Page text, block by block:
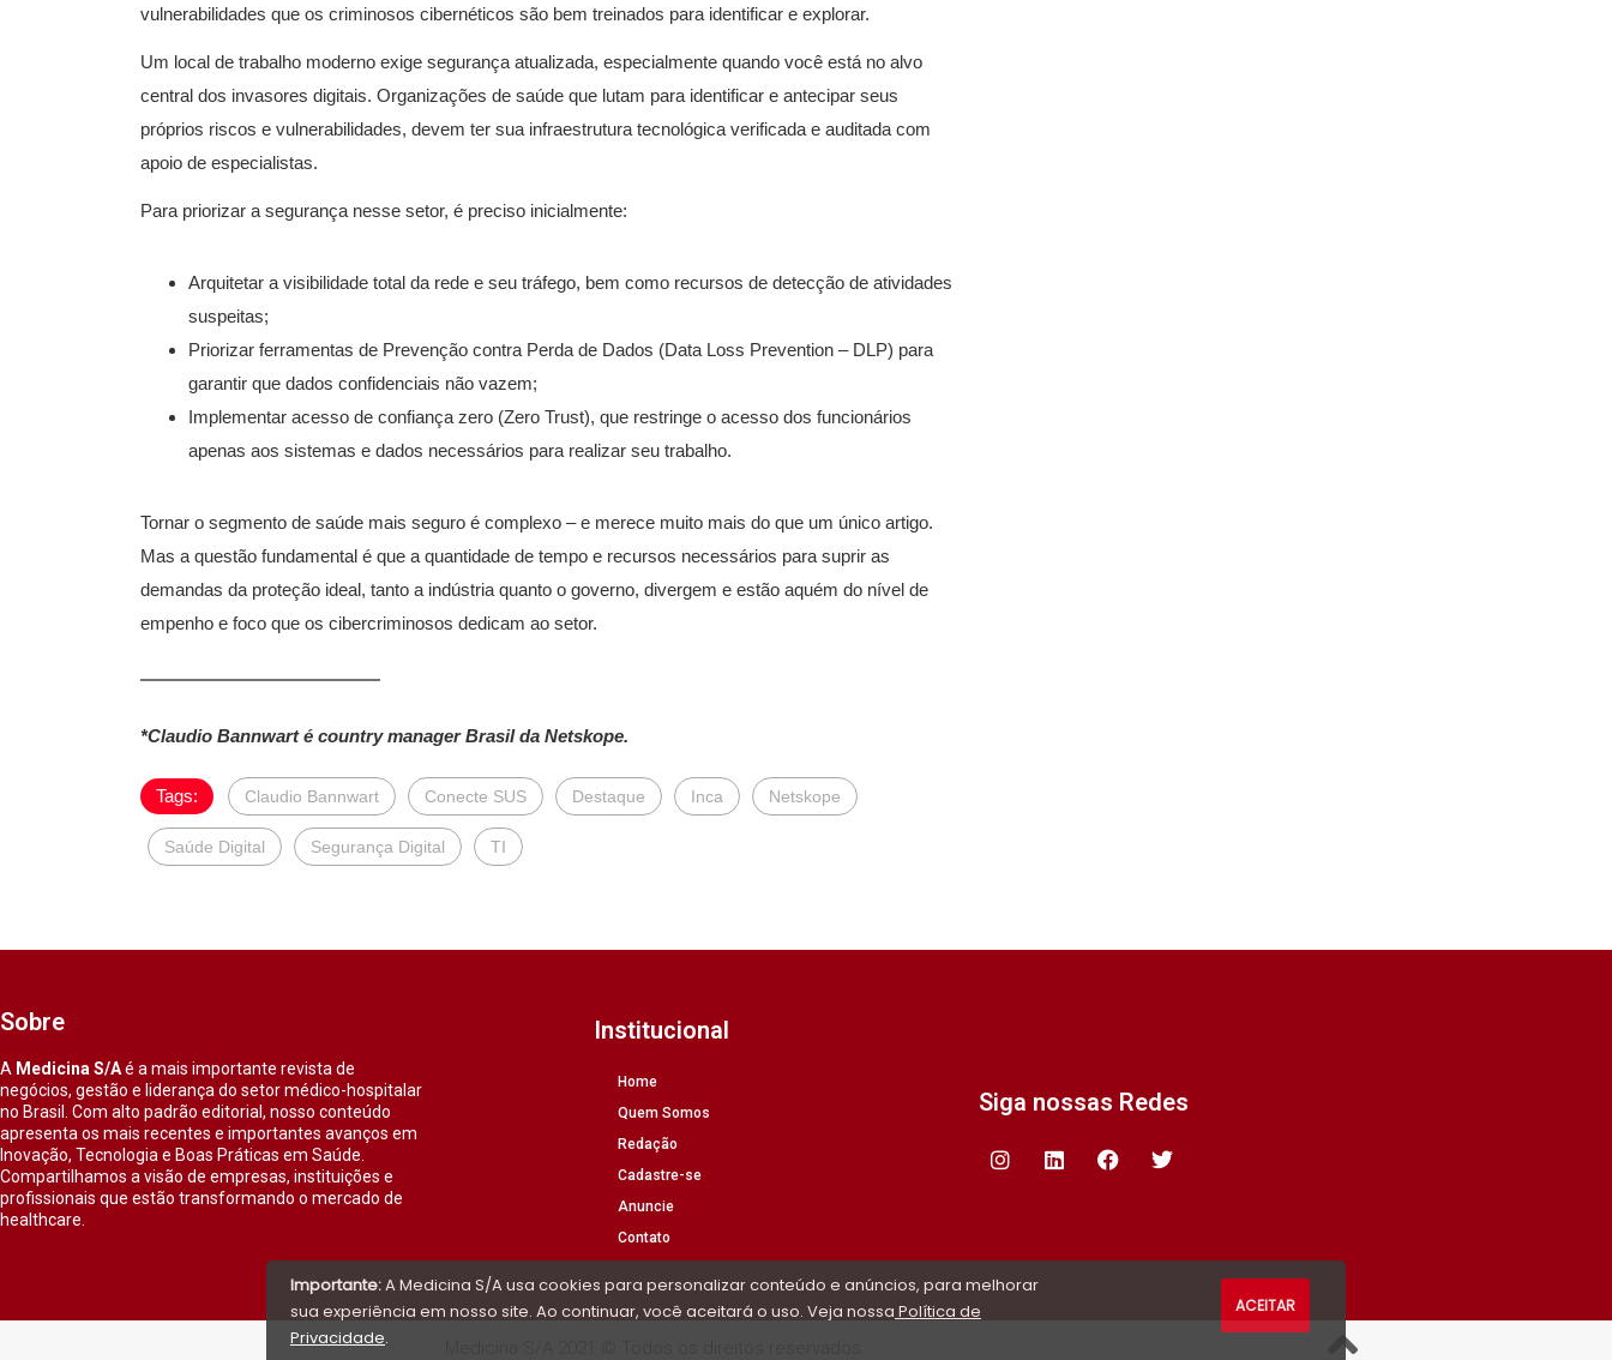
vulnerabilidades que os criminosos cibernéticos são bem treinados para identificar e explorar.
Um local de trabalho moderno exige segurança atualizada, especialmente quando você está no alvo
central dos invasores digitais. Organizações de saúde que lutam para identificar e antecipar seus
próprios riscos e vulnerabilidades, devem ter sua infraestrutura tecnológica verificada e auditada com
apoio de especialistas.
Para priorizar a segurança nesse setor, é preciso inicialmente:
Arquitetar a visibilidade total da rede e seu tráfego, bem como recursos de detecção de atividades
suspeitas;
Priorizar ferramentas de Prevenção contra Perda de Dados (Data Loss Prevention – DLP) para
garantir que dados confidenciais não vazem;
Implementar acesso de confiança zero (Zero Trust), que restringe o acesso dos funcionários
apenas aos sistemas e dados necessários para realizar seu trabalho.
Tornar o segmento de saúde mais seguro é complexo – e merece muito mais do que um único artigo.
Mas a questão fundamental é que a quantidade de tempo e recursos necessários para suprir as
demandas da proteção ideal, tanto a indústria quanto o governo, divergem e estão aquém do nível de
empenho e foco que os cibercriminosos dedicam ao setor.
*Claudio Bannwart é country manager Brasil da Netskope.
Tags: Claudio Bannwart Conecte SUS Destaque Inca Netskope
Saúde Digital Segurança Digital TI
Sobre
A Medicina S/Aé a mais importante revista de
negócios, gestão e liderança do setor médico-hospitalar
no Brasil. Com alto padrão editorial, nosso conteúdo
apresenta os mais recentes e importantes avanços em
Inovação, Tecnologia e Boas Práticas em Saúde.
Compartilhamos a visão de empresas, instituições e
profissionais que estão transformando o mercado de
healthcare.
Institucional
Home
Quem Somos
Redação
Cadastre-se
Anuncie
Contato
Siga nossas Redes
Importante:A Medicina S/A usa cookies para personalizar conteúdo e anúncios, para melhorar
sua experiência em nosso site. Ao continuar, você aceitará o uso. Veja nossa Política de
Privacidade.
ACEITAR